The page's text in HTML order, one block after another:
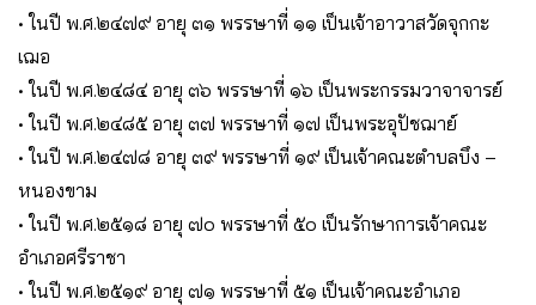
• ในปี พ.ศ.๒๔๗๙ อายุ ๓๑ พรรษาที่ ๑๑ เป็นเจ้าอาวาสวัดจุกกะ
เฌอ
• ในปี พ.ศ.๒๔๘๔ อายุ ๓๖ พรรษาที่ ๑๖ เป็นพระกรรมวาจาจารย์
• ในปี พ.ศ.๒๔๘๕ อายุ ๓๗ พรรษาที่ ๑๗ เป็นพระอุปัชฌาย์
• ในปี พ.ศ.๒๔๗๘ อายุ ๓๙ พรรษาที่ ๑๙ เป็นเจ้าคณะตำบลบึง –
หนองขาม
• ในปี พ.ศ.๒๕๑๘ อายุ ๗๐ พรรษาที่ ๕๐ เป็นรักษาการเจ้าคณะ
อำเภอศรีราชา
• ในปี พ.ศ.๒๕๑๙ อายุ ๗๑ พรรษาที่ ๕๑ เป็นเจ้าคณะอำเภอ